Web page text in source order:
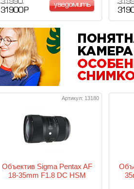
31 990
31 900 Р
уведомить
31
31
Артикул: 13180
Объектив Sigma Pentax AF
18-35mm F1.8 DC HSM